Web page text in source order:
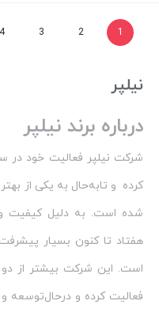
1
2
3
4
نیلپر
درباره برند نیلپر
کرده و تابه‌حال به یکی از
شده است. به دلیل کیفیت و
هفتاد تا کنون بسیار
است. این شرکت بیشتر از
فعالیت کرده و درحال‌توسعه